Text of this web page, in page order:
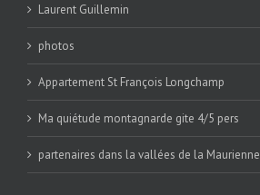
Laurent Guillemin
photos
Appartement St François Longchamp
Ma quiétude montagnarde gite 4/5 pers
partenaires dans la vallées de la Maurienne